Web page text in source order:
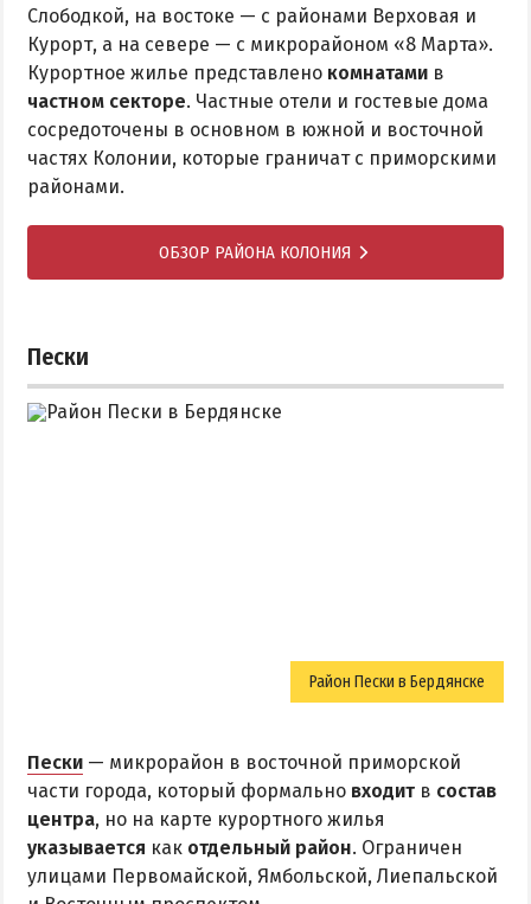
Слободкой, на востоке — с районами Верховая и
Курорт, а на севере — с микрорайоном «8 Марта».
Курортное жилье представлено комнатами в
частном секторе. Частные отели и гостевые дома
сосредоточены в основном в южной и восточной
частях Колонии, которые граничат с приморскими
районами.
ОБЗОР РАЙОНА КОЛОНИЯ
Пески
Район Пески в Бердянске
Пески — микрорайон в восточной приморской
части города, который формально входит в состав
центра, но на карте курортного жилья
указывается как отдельный район. Ограничен
улицами Первомайской, Ямбольской, Лиепальской